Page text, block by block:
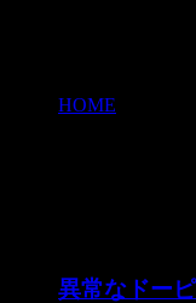
HOME
異常なドー